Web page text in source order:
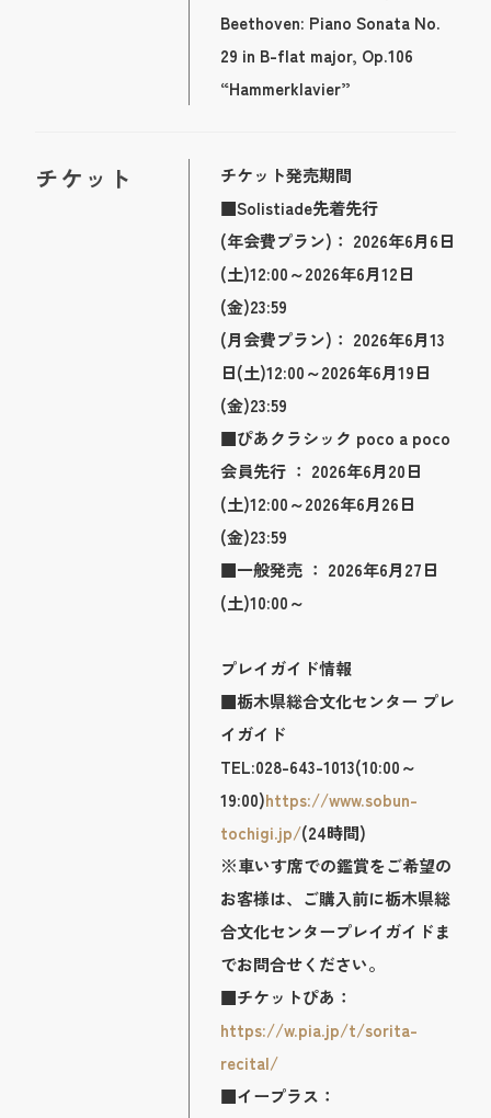
Beethoven: Piano Sonata No.
29 in B-flat major, Op.106
“Hammerklavier”
チケット
チケット発売期間
■Solistiade先着先行
(年会費プラン)： 2026年6月6日
(土)12:00～2026年6月12日
(金)23:59
(月会費プラン)： 2026年6月13
日(土)12:00～2026年6月19日
(金)23:59
■ぴあクラシック poco a poco
会員先行 ： 2026年6月20日
(土)12:00～2026年6月26日
(金)23:59
■一般発売 ： 2026年6月27日
(土)10:00～
プレイガイド情報
■栃木県総合文化センター プレ
イガイド
TEL:028-643-1013(10:00～
19:00)https://www.sobun-
tochigi.jp/(24時間)
※車いす席での鑑賞をご希望の
お客様は、ご購入前に栃木県総
合文化センタープレイガイドま
でお問合せください。
■チケットぴあ：
https://w.pia.jp/t/sorita-
recital/
■イープラス：